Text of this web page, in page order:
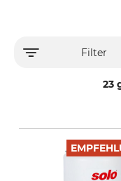
Filter
23